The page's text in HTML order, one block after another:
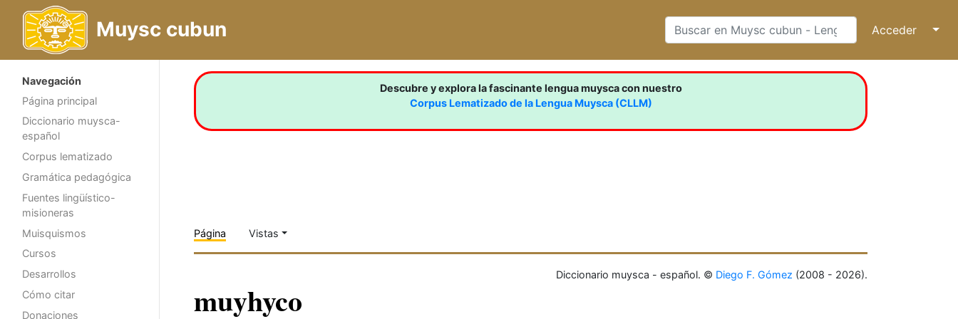
Muysc cubun Acceder ↓
Navegación
Página principal
Diccionario muysca-
español
Corpus lematizado
Gramática pedagógica
Fuentes lingüístico-
misioneras
Muisquismos
Cursos
Desarrollos
Cómo citar
Donaciones
Descubre y explora la fascinante lengua muysca con nuestro
Corpus Lematizado de la Lengua Muysca (CLLM)
Página Vistas
Diccionario muysca - español. © Diego F. Gómez (2008 - 2026).
muyhyco